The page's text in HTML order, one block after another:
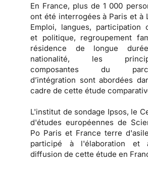
En France, plus de 1 000
ont été interrogées à Paris et à
Emploi, langues, participation
et politique, regroupement
résidence de longue
nationalité, les
composantes du
d’intégration sont abordées
cadre de cette étude
L'institut de sondage Ipsos, le
d'études européennes de
Po Paris et France terre
participé à l'élaboration et
diffusion de cette étude en